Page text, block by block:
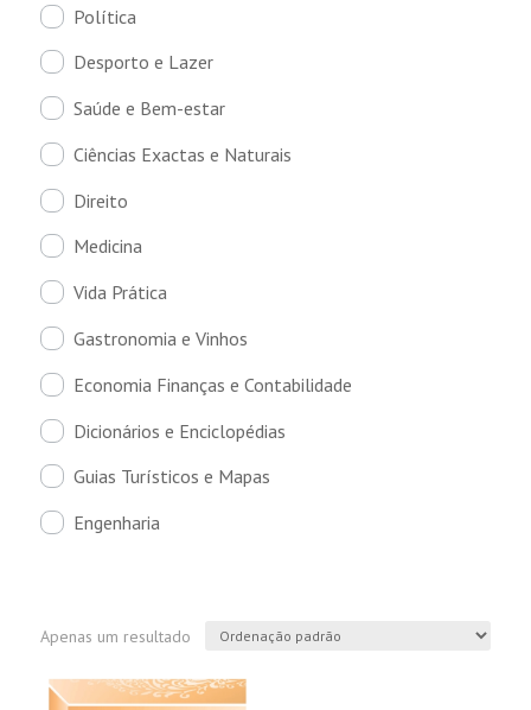
Política
Desporto e Lazer
Saúde e Bem-estar
Ciências Exactas e Naturais
Direito
Medicina
Vida Prática
Gastronomia e Vinhos
Economia Finanças e Contabilidade
Dicionários e Enciclopédias
Guias Turísticos e Mapas
Engenharia
Apenas um resultado